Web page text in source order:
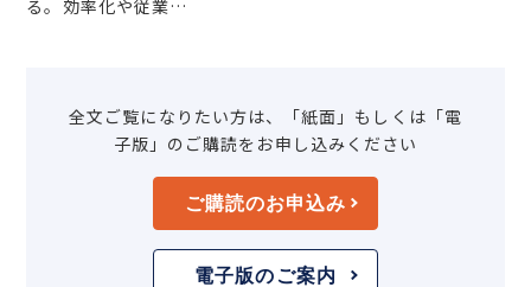
る。効率化や従業…
全文ご覧になりたい方は、「紙面」もしくは「電
子版」のご購読をお申し込みください
ご購読のお申込み
電子版のご案内